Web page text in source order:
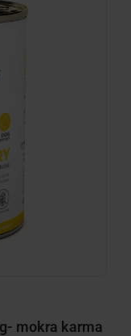
mokra karma